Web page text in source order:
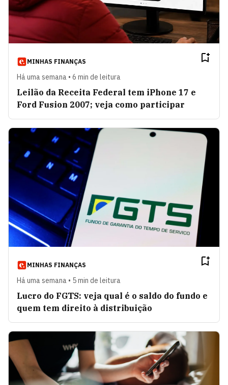
MINHAS FINANÇAS
Há uma semana • 6 min de leitura
Leilão da Receita Federal tem iPhone 17 e
Ford Fusion 2007; veja como participar
MINHAS FINANÇAS
Há uma semana • 5 min de leitura
Lucro do FGTS: veja qual é o saldo do fundo e
quem tem direito à distribuição